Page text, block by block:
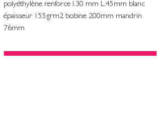
polyéthylène renforce l.30 mm L.45mm blanc
épaisseur 155grm2 bobine 200mm mandrin
76mm